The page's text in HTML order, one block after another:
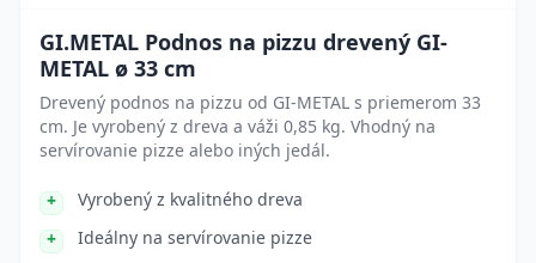
GI.METAL Podnos na pizzu drevený GI-
METAL ø 33 cm
Drevený podnos na pizzu od GI-METAL s priemerom 33
cm. Je vyrobený z dreva a váži 0,85 kg. Vhodný na
servírovanie pizze alebo iných jedál.
Vyrobený z kvalitného dreva
Ideálny na servírovanie pizze